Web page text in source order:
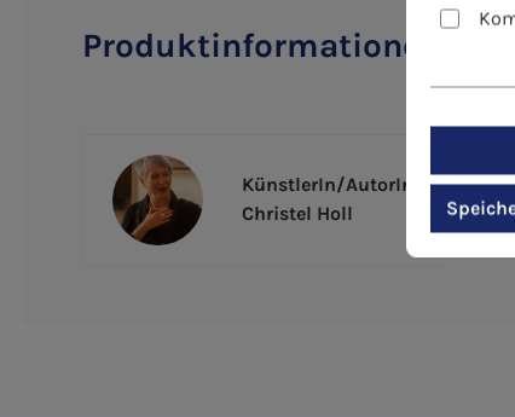
Produktinformationen
KünstlerIn/AutorIn
Christel Holl